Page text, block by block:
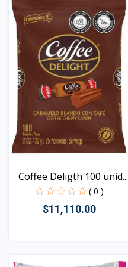
Coffee Deligth 100 unid...
( 0 )
$11,110.00